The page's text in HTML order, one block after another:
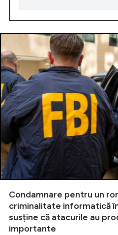
Condamnare pentru un
criminalitate informatică
susține că atacurile au
importante